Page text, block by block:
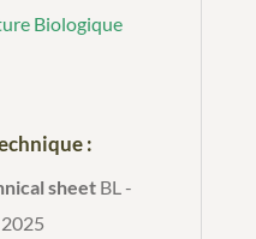
Biologique
:
sheet BL -